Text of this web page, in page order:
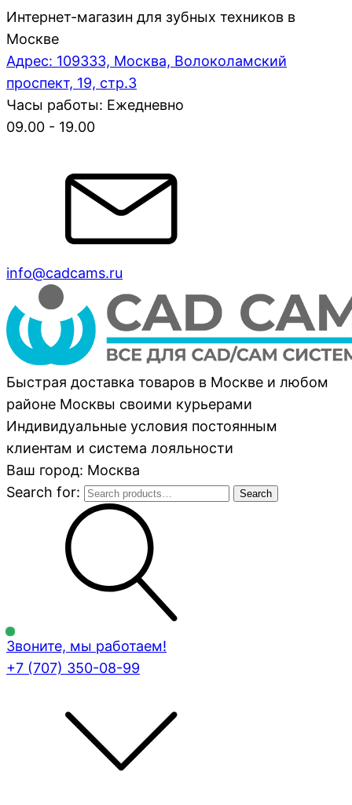
Интернет-магазин для зубных техников в
Москве
Адрес: 109333, Москва, Волоколамский
проспект, 19, стр.3
Часы работы: Ежедневно
09.00 - 19.00
info@cadcams.ru
Быстрая доставка товаров в Москве и любом
районе Москвы своими курьерами
Индивидуальные условия постоянным
клиентам и система лояльности
Ваш город: Москва
Search for:
Search
Звоните, мы работаем!
+7 (707) 350-08-99